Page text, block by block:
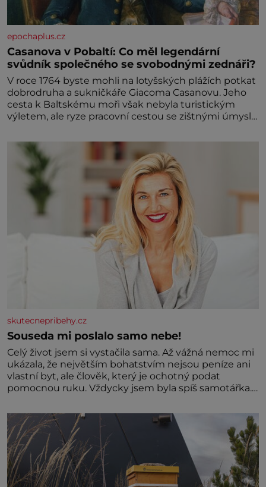
epochaplus.cz
Casanova v Pobaltí: Co měl legendární
svůdník společného se svobodnými zednáři?
V roce 1764 byste mohli na lotyšských plážích potkat
dobrodruha a sukničkáře Giacoma Casanovu. Jeho
cesta k Baltskému moři však nebyla turistickým
výletem, ale ryze pracovní cestou se zištnými úmysly.
procházel uličkami lotyšské Rigy? Casanova v Pobaltí
kontaktoval tamní zednářské lóže. Nebyl v této
oblasti žádným nováčkem, protože do zednářské
skutecnepribehy.cz
Souseda mi poslalo samo nebe!
Celý život jsem si vystačila sama. Až vážná nemoc mi
ukázala, že největším bohatstvím nejsou peníze ani
vlastní byt, ale člověk, který je ochotný podat
pomocnou ruku. Vždycky jsem byla spíš samotářka.
ani partnera. Stačily mi knihy, práce a hlavně klid.
Hned po studiích jsem odešla z rodného města,